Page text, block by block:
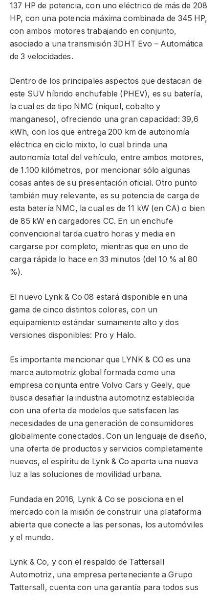
137 HP de potencia, con uno eléctrico de más de 208
HP, con una potencia máxima combinada de 345 HP,
con ambos motores trabajando en conjunto,
asociado a una transmisión 3DHT Evo – Automática
de 3 velocidades.
Dentro de los principales aspectos que destacan de
este SUV híbrido enchufable (PHEV), es su batería,
la cual es de tipo NMC (níquel, cobalto y
manganeso), ofreciendo una gran capacidad: 39,6
kWh, con los que entrega 200 km de autonomía
eléctrica en ciclo mixto, lo cual brinda una
autonomía total del vehículo, entre ambos motores,
de 1.100 kilómetros, por mencionar sólo algunas
cosas antes de su presentación oficial. Otro punto
también muy relevante, es su potencia de carga de
esta batería NMC, la cual es de 11 kW (en CA) o bien
de 85 kW en cargadores CC. En un enchufe
convencional tarda cuatro horas y media en
cargarse por completo, mientras que en uno de
carga rápida lo hace en 33 minutos (del 10 % al 80
%).
El nuevo Lynk & Co 08 estará disponible en una
gama de cinco distintos colores, con un
equipamiento estándar sumamente alto y dos
versiones disponibles: Pro y Halo.
Es importante mencionar que LYNK & CO es una
marca automotriz global formada como una
empresa conjunta entre Volvo Cars y Geely, que
busca desafiar la industria automotriz establecida
con una oferta de modelos que satisfacen las
necesidades de una generación de consumidores
globalmente conectados. Con un lenguaje de diseño,
una oferta de productos y servicios completamente
nuevos, el espíritu de Lynk & Co aporta una nueva
luz a las soluciones de movilidad urbana.
Fundada en 2016, Lynk & Co se posiciona en el
mercado con la misión de construir una plataforma
abierta que conecte a las personas, los automóviles
y el mundo.
Lynk & Co, y con el respaldo de Tattersall
Automotriz, una empresa perteneciente a Grupo
Tattersall, cuenta con una garantía para todos sus